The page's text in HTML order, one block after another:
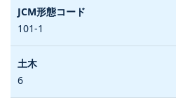
101-1
6